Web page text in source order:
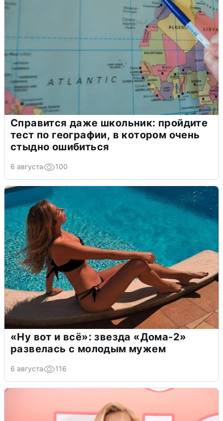
Справится даже школьник: пройдите
тест по географии, в котором очень
стыдно ошибиться
6 августа 100
«Ну вот и всё»: звезда «Дома-2»
развелась с молодым мужем
6 августа 116